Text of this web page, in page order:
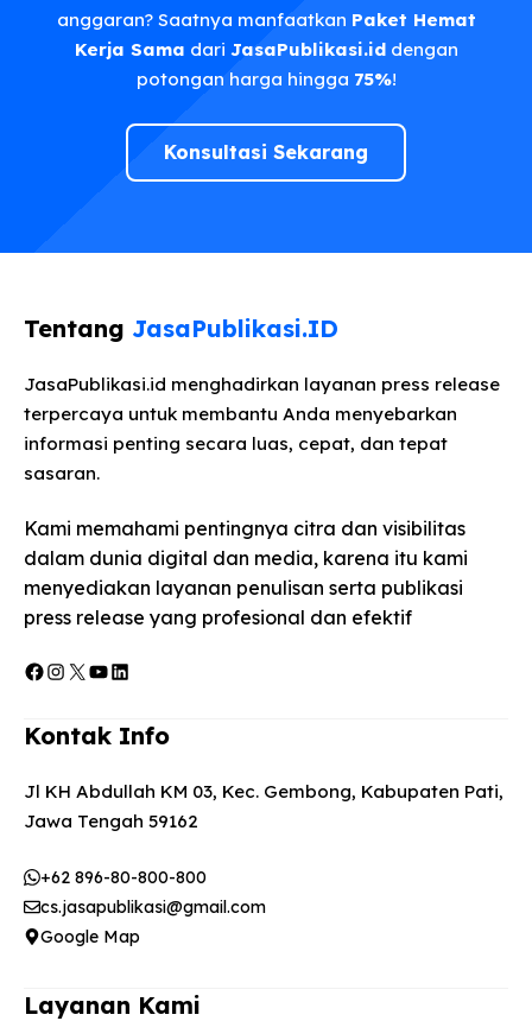
anggaran? Saatnya manfaatkan Paket Hemat
Kerja Sama dari JasaPublikasi.iddengan
potongan harga hingga 75%!
Konsultasi Sekarang
Tentang JasaPublikasi.ID
JasaPublikasi.id menghadirkan layanan press release
terpercaya untuk membantu Anda menyebarkan
informasi penting secara luas, cepat, dan tepat
sasaran.
Kami memahami pentingnya citra dan visibilitas
dalam dunia digital dan media, karena itu kami
menyediakan layanan penulisan serta publikasi
press release yang profesional dan efektif
Facebook
Instagram
X YouTube
LinkedIn
Kontak Info
Jl KH Abdullah KM 03, Kec. Gembong, Kabupaten Pati,
Jawa Tengah 59162
+62 896-80-800-800
cs.jasapublikasi@gmail.com
Google Map
Layanan Kami